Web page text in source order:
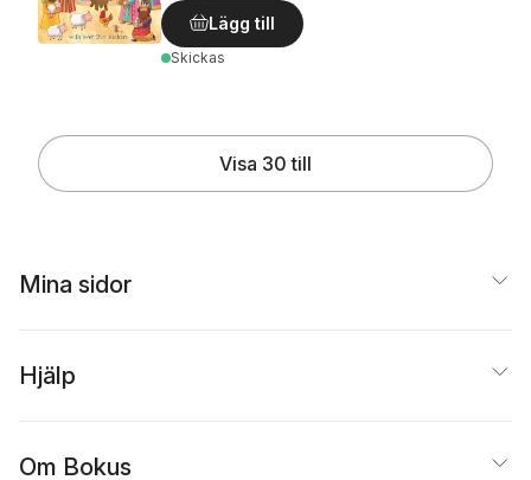
Lägg till
Skickas
Visa 30 till
Mina sidor
Hjälp
Om Bokus